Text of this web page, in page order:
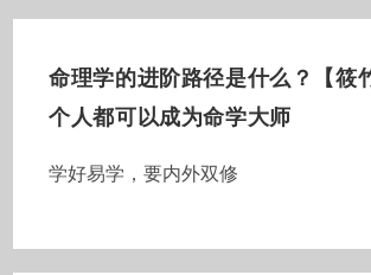
命理学的进阶路径是什么？【筱
个人都可以成为命学大师
学好易学，要内外双修